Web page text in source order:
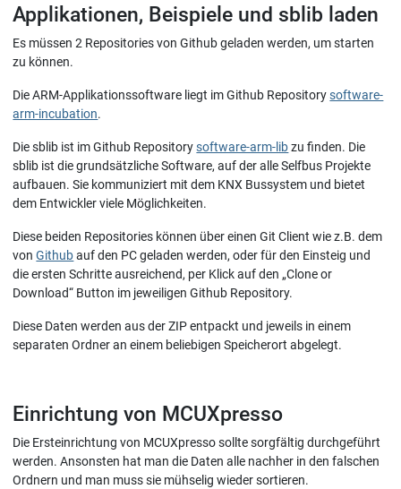
Applikationen, Beispiele und sblib laden
Es müssen 2 Repositories von Github geladen werden, um starten
zu können.
Die ARM-Applikationssoftware liegt im Github Repositorysoftware-
arm-incubation.
Die sblib ist im Github Repositorysoftware-arm-libzu finden. Die
sblib ist die grundsätzliche Software, auf der alle Selfbus Projekte
aufbauen. Sie kommuniziert mit dem KNX Bussystem und bietet
dem Entwickler viele Möglichkeiten.
Diese beiden Repositories können über einen Git Client wie z.B. dem
vonGithubauf den PC geladen werden, oder für den Einsteig und
die ersten Schritte ausreichend, per Klick auf den „Clone or
Download“ Button im jeweiligen Github Repository.
Diese Daten werden aus der ZIP entpackt und jeweils in einem
separaten Ordner an einem beliebigen Speicherort abgelegt.
Einrichtung von MCUXpresso
Die Ersteinrichtung von MCUXpresso sollte sorgfältig durchgeführt
werden. Ansonsten hat man die Daten alle nachher in den falschen
Ordnern und man muss sie mühselig wieder sortieren.